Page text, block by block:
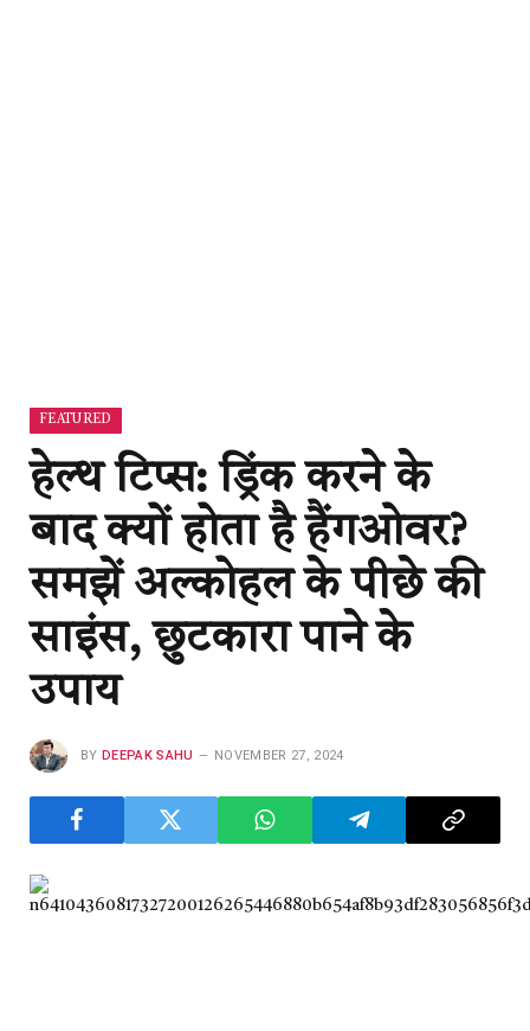
FEATURED
हेल्थ टिप्स: ड्रिंक करने के
बाद क्यों होता है हैंगओवर?
समझें अल्कोहल के पीछे की
साइंस, छुटकारा पाने के
उपाय
BY DEEPAK SAHU NOVEMBER 27, 2024